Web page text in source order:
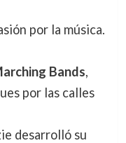
por la música.
Bands,
por las calles
desarrolló su